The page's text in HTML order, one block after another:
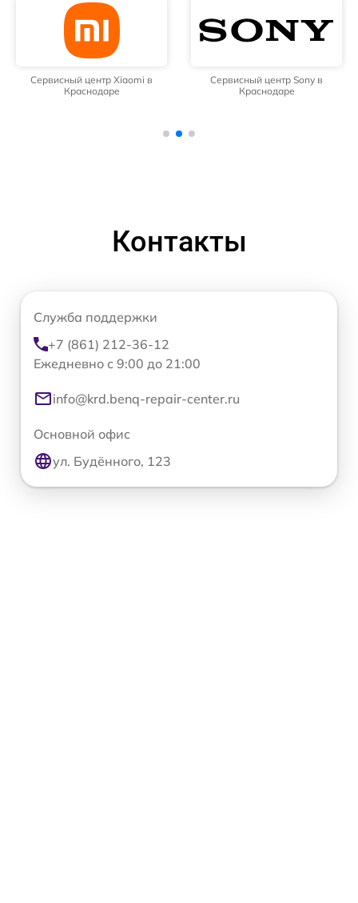
Сервисный центр Xiaomi в
Краснодаре
Сервисный центр Sony в
Краснодаре
Контакты
Служба поддержки
+7 (861) 212-36-12
Ежедневно с 9:00 до 21:00
info@krd.benq-repair-center.ru
Основной офис
ул. Будённого, 123